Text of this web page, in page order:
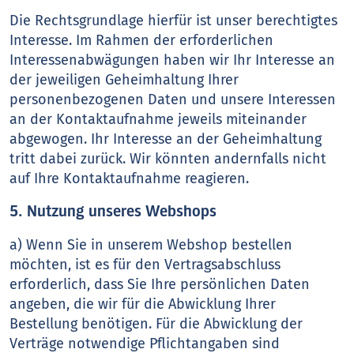
Die Rechtsgrundlage hierfür ist unser berechtigtes
Interesse. Im Rahmen der erforderlichen
Interessenabwägungen haben wir Ihr Interesse an
der jeweiligen Geheimhaltung Ihrer
personenbezogenen Daten und unsere Interessen
an der Kontaktaufnahme jeweils miteinander
abgewogen. Ihr Interesse an der Geheimhaltung
tritt dabei zurück. Wir könnten andernfalls nicht
auf Ihre Kontaktaufnahme reagieren.
5. Nutzung unseres Webshops
a) Wenn Sie in unserem Webshop bestellen
möchten, ist es für den Vertragsabschluss
erforderlich, dass Sie Ihre persönlichen Daten
angeben, die wir für die Abwicklung Ihrer
Bestellung benötigen. Für die Abwicklung der
Verträge notwendige Pflichtangaben sind